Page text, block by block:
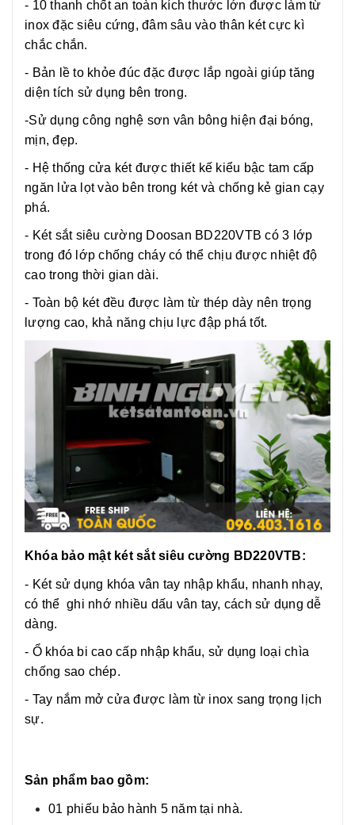
- 10 thanh chốt an toàn kích thước lớn được làm từ
inox đặc siêu cứng, đâm sâu vào thân két cực kì
chắc chắn.
- Bản lề to khỏe đúc đặc được lắp ngoài giúp tăng
diện tích sử dụng bên trong.
-Sử dụng công nghệ sơn vân bông hiện đại bóng,
mịn, đẹp.
- Hệ thống cửa két được thiết kế kiểu bậc tam cấp
ngăn lửa lọt vào bên trong két và chống kẻ gian cạy
phá.
- Két sắt siêu cường Doosan BD220VTB có 3 lớp
trong đó lớp chống cháy có thể chịu được nhiệt độ
cao trong thời gian dài.
- Toàn bộ két đều được làm từ thép dày nên trọng
lượng cao, khả năng chịu lực đập phá tốt.
Khóa bảo mật két sắt siêu cường BD220VTB:
- Két sử dụng khóa vân tay nhập khẩu, nhanh nhạy,
có thể ghi nhớ nhiều dấu vân tay, cách sử dụng dễ
dàng.
- Ổ khóa bi cao cấp nhập khẩu, sử dụng loại chìa
chống sao chép.
- Tay nắm mở cửa được làm từ inox sang trọng lịch
sự.
Sản phẩm bao gồm:
01 phiếu bảo hành 5 năm tại nhà.